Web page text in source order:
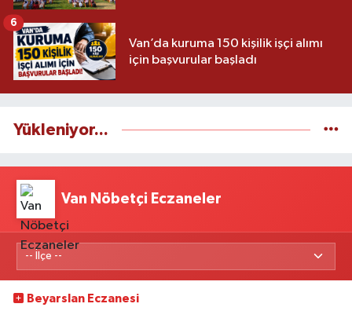
Van’da kuruma 150 kişilik işçi alımı
için başvurular başladı
6
Yükleniyor...
Van Nöbetçi Eczaneler
Beyarslan Eczanesi